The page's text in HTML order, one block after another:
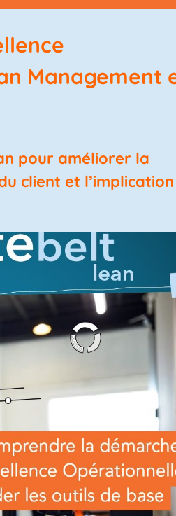
Management
pour améliorer la
client et l’implication